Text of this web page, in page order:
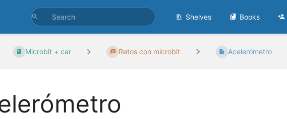
Shelves Books
Microbit + car Retos con microbit Acelerómetro